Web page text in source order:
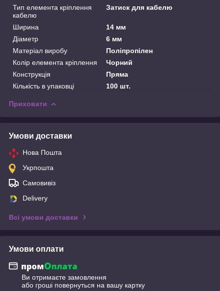
Тип елемента кріплення
кабелю
Затиск для кабелю
Ширина
14 мм
Діаметр
6 мм
Матеріал виробу
Поліпропілен
Колір елемента кріплення
Чорний
Конструкція
Пряма
Кількість в упаковці
100 шт.
Приховати
Умови доставки
Нова Пошта
Укрпошта
Самовивіз
Delivery
Всі умови доставки
Умови оплати
Ви отримаєте замовлення
або гроші повернуться на вашу картку